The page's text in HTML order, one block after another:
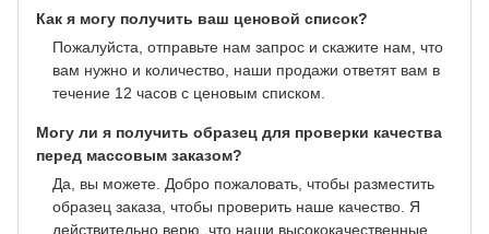
Как я могу получить ваш ценовой список?
Пожалуйста, отправьте нам запрос и скажите нам, что
вам нужно и количество, наши продажи ответят вам в
течение 12 часов с ценовым списком.
Могу ли я получить образец для проверки качества
перед массовым заказом?
Да, вы можете. Добро пожаловать, чтобы разместить
образец заказа, чтобы проверить наше качество. Я
действительно верю, что наши высококачественные